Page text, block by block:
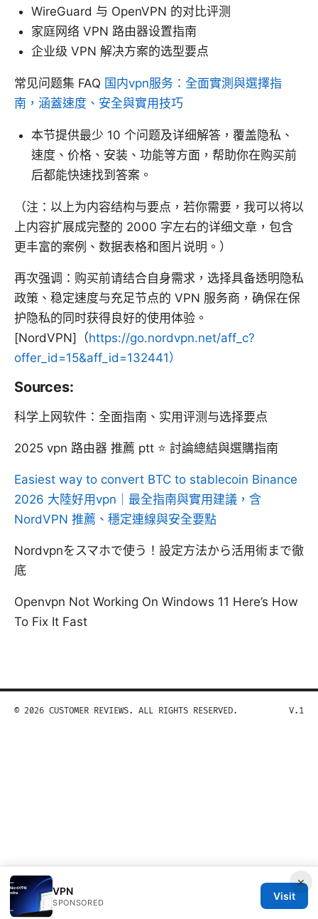
WireGuard 与 OpenVPN 的对比评测
家庭网络 VPN 路由器设置指南
企业级 VPN 解决方案的选型要点
常见问题集 FAQ 国内vpn服务：全面實測與選擇指
南，涵蓋速度、安全與實用技巧
本节提供最少 10 个问题及详细解答，覆盖隐私、
速度、价格、安装、功能等方面，帮助你在购买前
后都能快速找到答案。
（注：以上为内容结构与要点，若你需要，我可以将以
上内容扩展成完整的 2000 字左右的详细文章，包含
更丰富的案例、数据表格和图片说明。）
再次强调：购买前请结合自身需求，选择具备透明隐私
政策、稳定速度与充足节点的 VPN 服务商，确保在保
护隐私的同时获得良好的使用体验。
[NordVPN]（https://go.nordvpn.net/aff_c?
offer_id=15&aff_id=132441）
Sources:
科学上网软件：全面指南、实用评测与选择要点
2025 vpn 路由器 推薦 ptt ⭐ 討論總結與選購指南
Easiest way to convert BTC to stablecoin Binance
2026 大陸好用vpn｜最全指南與實用建議，含
NordVPN 推薦、穩定連線與安全要點
Nordvpnをスマホで使う！設定方法から活用術まで徹
底
Openvpn Not Working On Windows 11 Here’s How
To Fix It Fast
×
VPN
SPONSORED
Visit
© 2026 CUSTOMER REVIEWS. ALL RIGHTS RESERVED. V.1